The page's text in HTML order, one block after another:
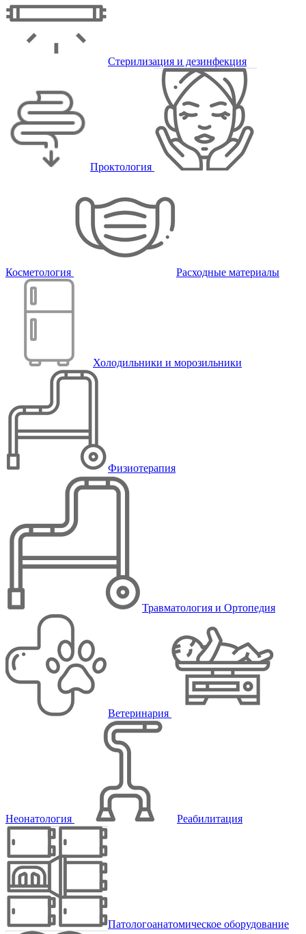
Стерилизация и дезинфекция
Проктология
Косметология Расходные материалы
Холодильники и морозильники
Физиотерапия
Травматология и Ортопедия
Ветеринария
Неонатология Реабилитация
Патологоанатомическое оборудование